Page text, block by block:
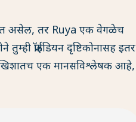
करत असेल, तर Ruya एक वेगळेच
फ्रॉईडियन दृष्टिकोनासह इतर
खिशातच एक मानसविश्लेषक आहे,